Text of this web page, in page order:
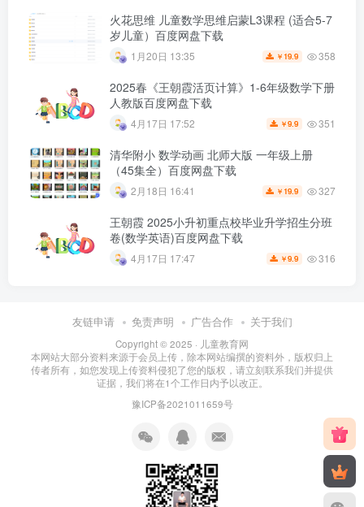
火花思维 儿童数学思维启蒙L3课程 (适合5-7
岁儿童）百度网盘下载
1月20日 13:35 ￥ 19.9 358
2025春《王朝霞活页计算》1-6年级数学下册
人教版百度网盘下载
4月17日 17:52 ￥9.9 351
清华附小 数学动画 北师大版 一年级上册
（45集全）百度网盘下载
2月18日 16:41 ￥ 19.9 327
王朝霞 2025小升初重点校毕业升学招生分班
卷(数学英语)百度网盘下载
4月17日 17:47 ￥9.9 316
友链申请 免责声明 广告合作 关于我们
Copyright © 2025 · 儿童教育网
本网站大部分资料来源于会员上传，除本网站编撰的资料外，版权归上
传者所有，如您发现上传资料侵犯了您的版权，请立刻联系我们并提供
证据，我们将在1个工作日内予以改正。
豫ICP备2021011659号